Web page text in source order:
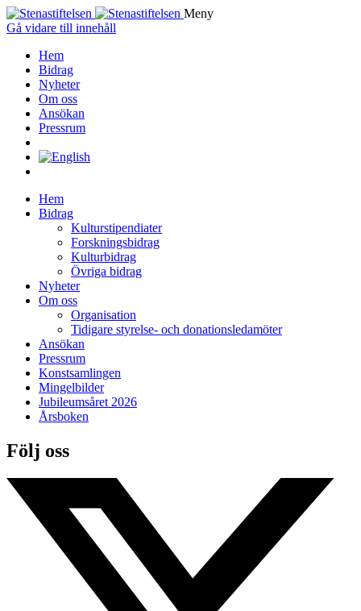
Meny
Gå vidare till innehåll
Hem
Bidrag
Nyheter
Om oss
Ansökan
Pressrum
Hem
Bidrag
Kulturstipendiater
Forskningsbidrag
Kulturbidrag
Övriga bidrag
Nyheter
Om oss
Organisation
Tidigare styrelse- och donationsledamöter
Ansökan
Pressrum
Konstsamlingen
Mingelbilder
Jubileumsåret 2026
Årsboken
Följ oss